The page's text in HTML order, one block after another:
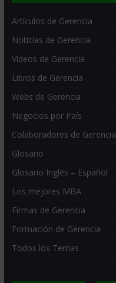
Artículos de Gerencia
Noticias de Gerencia
Videos de Gerencia
Libros de Gerencia
Webs de Gerencia
Negocios por País
Colaboradores de Gerencia
Glosario
Glosario Inglés – Español
Los mejores MBA
Firmas de Gerencia
Formación de Gerencia
Todos los Temas